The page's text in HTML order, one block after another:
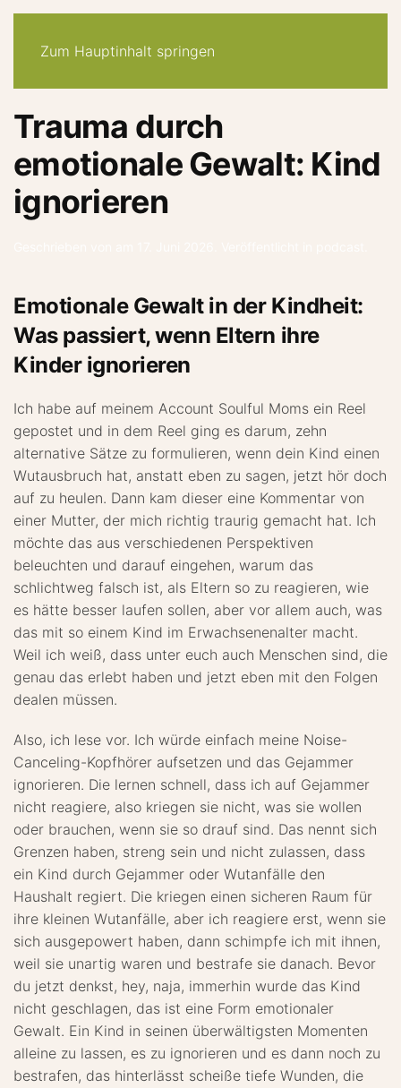
Zum Hauptinhalt springen
Trauma durch
emotionale Gewalt: Kind
ignorieren
Emotionale Gewalt in der Kindheit:
Was passiert, wenn Eltern ihre
Kinder ignorieren
Ich habe auf meinem Account Soulful Moms ein Reel
gepostet und in dem Reel ging es darum, zehn
alternative Sätze zu formulieren, wenn dein Kind einen
Wutausbruch hat, anstatt eben zu sagen, jetzt hör doch
auf zu heulen. Dann kam dieser eine Kommentar von
einer Mutter, der mich richtig traurig gemacht hat. Ich
möchte das aus verschiedenen Perspektiven
beleuchten und darauf eingehen, warum das
schlichtweg falsch ist, als Eltern so zu reagieren, wie
es hätte besser laufen sollen, aber vor allem auch, was
das mit so einem Kind im Erwachsenenalter macht.
Weil ich weiß, dass unter euch auch Menschen sind, die
genau das erlebt haben und jetzt eben mit den Folgen
dealen müssen.
Also, ich lese vor. Ich würde einfach meine Noise-
Canceling-Kopfhörer aufsetzen und das Gejammer
ignorieren. Die lernen schnell, dass ich auf Gejammer
nicht reagiere, also kriegen sie nicht, was sie wollen
oder brauchen, wenn sie so drauf sind. Das nennt sich
Grenzen haben, streng sein und nicht zulassen, dass
ein Kind durch Gejammer oder Wutanfälle den
Haushalt regiert. Die kriegen einen sicheren Raum für
ihre kleinen Wutanfälle, aber ich reagiere erst, wenn sie
sich ausgepowert haben, dann schimpfe ich mit ihnen,
weil sie unartig waren und bestrafe sie danach. Bevor
du jetzt denkst, hey, naja, immerhin wurde das Kind
nicht geschlagen, das ist eine Form emotionaler
Gewalt. Ein Kind in seinen überwältigsten Momenten
alleine zu lassen, es zu ignorieren und es dann noch zu
bestrafen, das hinterlässt scheiße tiefe Wunden, die